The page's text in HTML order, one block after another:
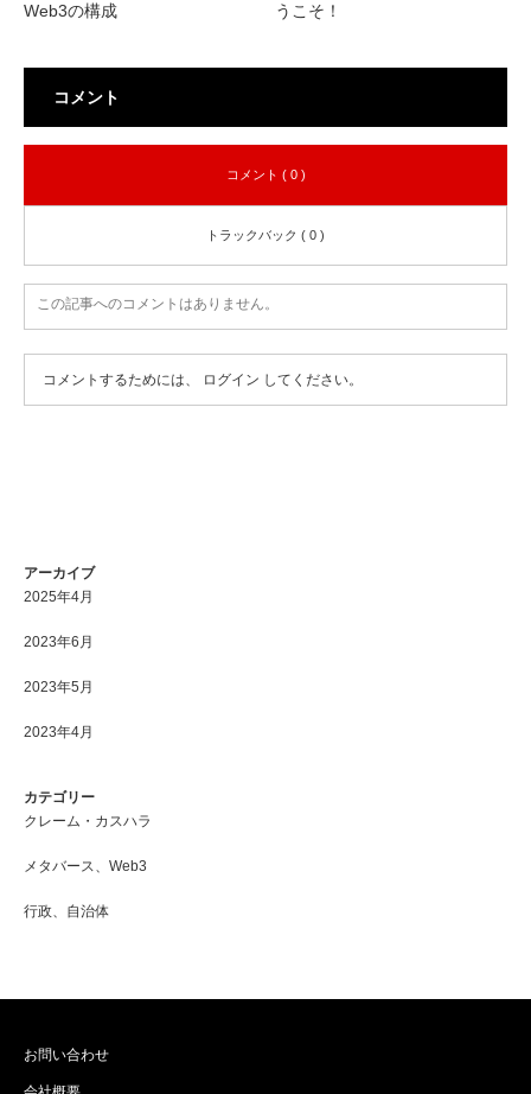
Web3の構成
うこそ！
コメント
コメント ( 0 )
トラックバック ( 0 )
この記事へのコメントはありません。
コメントするためには、 ログイン してください。
アーカイブ
2025年4月
2023年6月
2023年5月
2023年4月
カテゴリー
クレーム・カスハラ
メタバース、Web3
行政、自治体
お問い合わせ